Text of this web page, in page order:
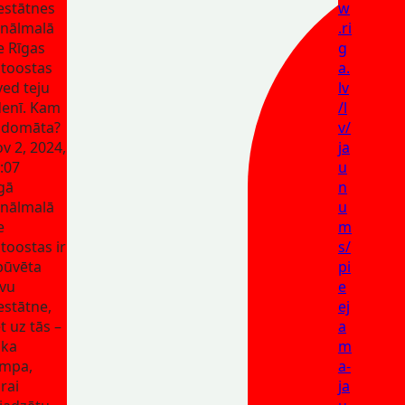
Rīgas
teju
Kam
2, 2024,
ir
uz tās –
w
.ri
g
a.
lv
/l
v/
ja
u
n
u
m
s/
pi
e
ej
a
m
a-
ja